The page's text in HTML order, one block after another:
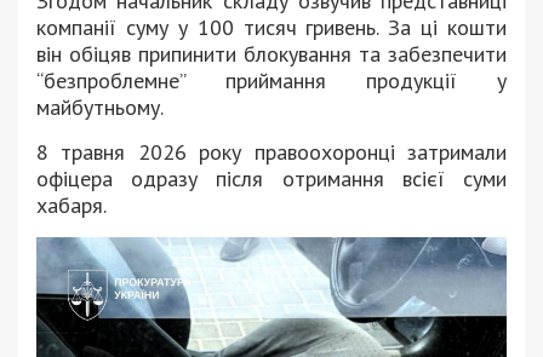
компанії суму у 100 тисяч гривень. За ці кошти
він обіцяв припинити блокування та забезпечити
“безпроблемне” приймання продукції у
майбутньому.
8 травня 2026 року правоохоронці затримали
офіцера одразу після отримання всієї суми
хабаря.